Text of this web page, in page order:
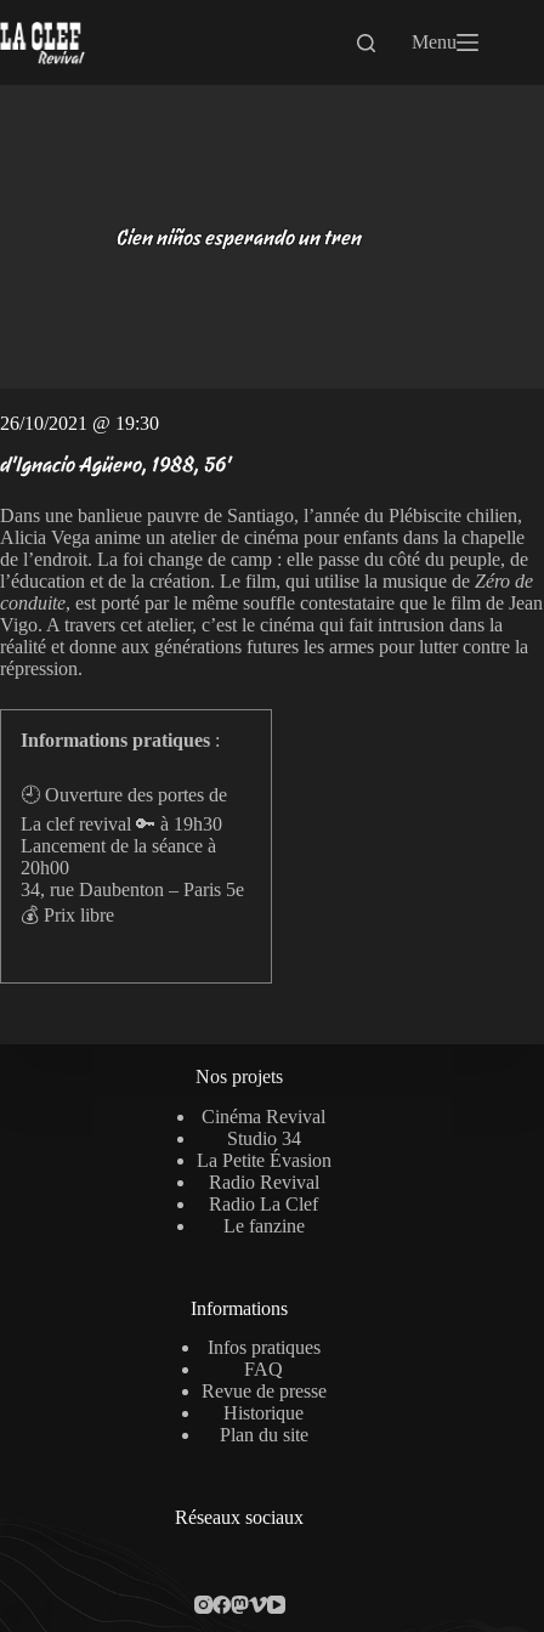
au
contenu
Menu
Cien niños esperando un tren
26/10/2021 @ 19:30
d'Ignacio Agüero, 1988, 56'
Dans une banlieue pauvre de Santiago, l’année du Plébiscite chilien,
Alicia Vega anime un atelier de cinéma pour enfants dans la chapelle
de l’endroit. La foi change de camp : elle passe du côté du peuple, de
l’éducation et de la création. Le film, qui utilise la musique de Zéro de
conduite, est porté par le même souffle contestataire que le film de Jean
Vigo. A travers cet atelier, c’est le cinéma qui fait intrusion dans la
réalité et donne aux générations futures les armes pour lutter contre la
répression.
Informations pratiques :
🕘 Ouverture des portes de
La clef revival 🔑 à 19h30
Lancement de la séance à
20h00
34, rue Daubenton – Paris 5e
💰 Prix libre
Nos projets
Cinéma Revival
Studio 34
La Petite Évasion
Radio Revival
Radio La Clef
Le fanzine
Informations
Infos pratiques
FAQ
Revue de presse
Historique
Plan du site
Réseaux sociaux